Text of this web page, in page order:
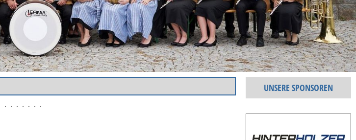
UNSERE SPONSOREN